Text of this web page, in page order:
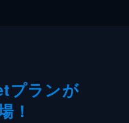
プランが
！